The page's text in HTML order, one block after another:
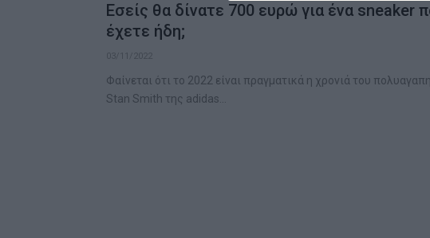
Εσείς θα δίνατε 700 ευρώ για ένα sneaker
έχετε ήδη;
03/11/2022
Φαίνεται ότι το 2022 είναι πραγματικά η χρονιά του
Stan Smith της adidas…